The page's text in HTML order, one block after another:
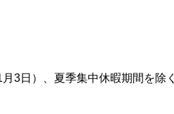
3日）、夏季集中休暇期間を除く